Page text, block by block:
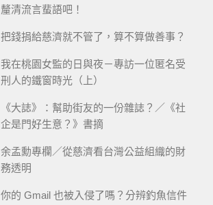
釐清流言蜚語吧！
把錢捐給慈濟就不管了，算不算做善事？
我在桃園女監的日與夜－專訪一位匿名受
刑人的鐵窗時光（上）
《大誌》：幫助街友的一份雜誌？／《社
企是門好生意？》書摘
余孟勳專欄／從慈濟看台灣公益組織的財
務透明
你的 Gmail 也被入侵了嗎？分辨釣魚信件